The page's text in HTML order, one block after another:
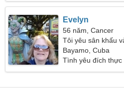
Evelyn
56 năm, Cancer
Tôi yêu sân khấu
Bayamo, Cuba
Tình yêu đích thực